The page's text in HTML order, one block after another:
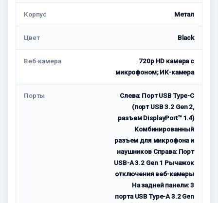
Корпус Метал
Цвет Black
Веб-камера
720p HD камера с
микрофоном; ИК-камера
Порты
Слева: Порт USB Type-C
(порт USB 3.2 Gen 2,
разъем DisplayPort™ 1.4)
Комбинированный
разъем для микрофона и
наушников Справа: Порт
USB-A 3.2 Gen 1 Рычажок
отключения веб-камеры
На задней панели: 3
порта USB Type-А 3.2 Gen